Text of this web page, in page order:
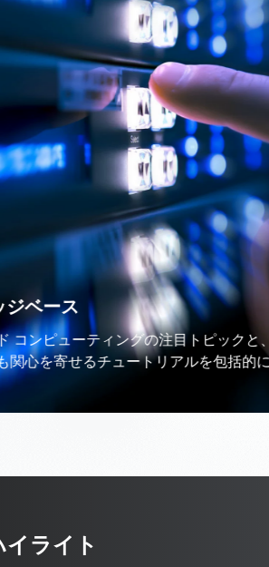
ティングの注目トピックと、開発
るチュートリアルを包括的に紹介し
ライト